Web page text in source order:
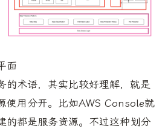
面
的术语，其实比较好理解，就是
使用分开。比如AWS Console就
的都是服务资源。不过这种划分